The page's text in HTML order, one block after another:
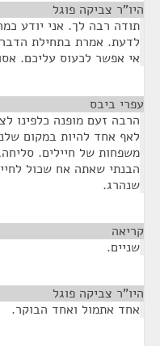
היו"ר צביקה פוגל
תודה רבה לך. אני יודע
לדעת. אמרת בתחילת
אי אפשר לכעוס עליכם.
עפרי ביבס
הרבה זעם מופנה כלפינו
לאף אחד להיות במקום
משפחות של חיילים.
הבנתי שאתה אח שכול
שנהרג.
קריאה
שניים.
היו"ר צביקה פוגל
אחד אתמול ואחד הבוקר.